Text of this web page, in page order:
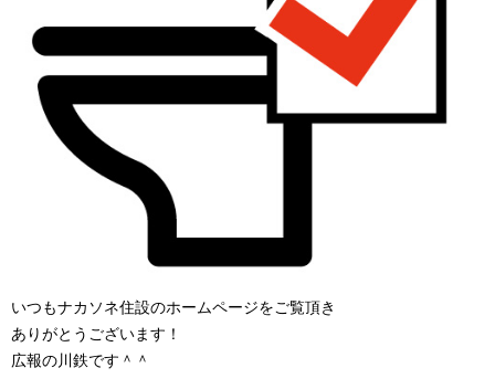
いつもナカソネ住設のホームページをご覧頂き
ありがとうございます！
広報の川鉄です＾＾